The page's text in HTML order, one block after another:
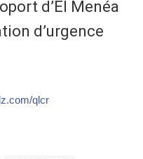
d’El Menéa
d’urgence
qlcr